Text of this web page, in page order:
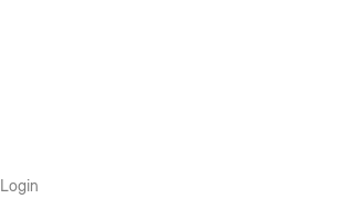
Login